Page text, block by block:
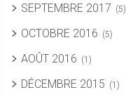
SEPTEMBRE 2017 (5)
OCTOBRE 2016 (5)
AOÛT 2016 (1)
DÉCEMBRE 2015 (1)